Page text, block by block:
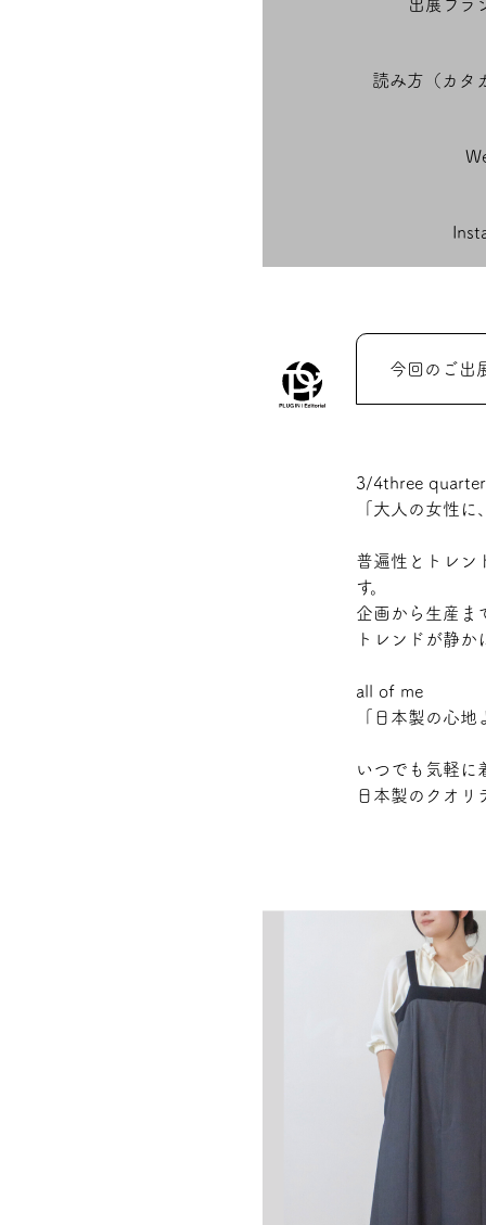
出展ブラ
読み方（カタ
今回のご出
3/4three quarter
「大人の女性
普遍性とトレン
す。
企画から生産ま
トレンドが静
all of me
「日本製の心
いつでも気軽に
日本製のクオリ